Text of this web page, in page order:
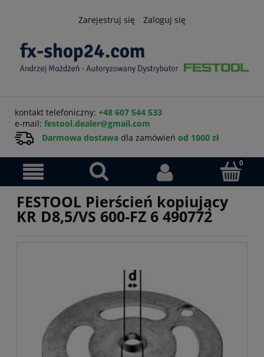
Zarejestruj się Zaloguj się
kontakt telefoniczny: +48 607 544 533
e-mail: festool.dealer@gmail.com
Darmowa dostawa dla zamówień od 1000 zł
FESTOOL Pierścień kopiujący
KR D8,5/VS 600-FZ 6 490772